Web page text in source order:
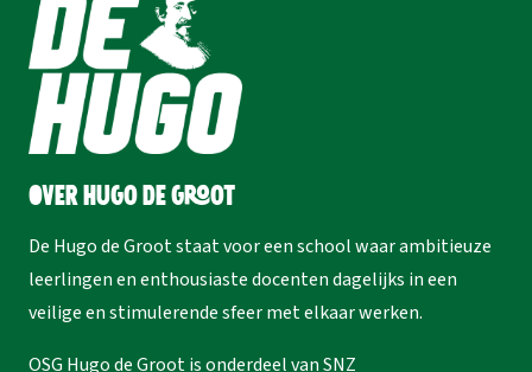
Over Hugo de Groot
De Hugo de Groot staat voor een school waar ambitieuze
leerlingen en enthousiaste docenten dagelijks in een
veilige en stimulerende sfeer met elkaar werken.
OSG Hugo de Groot is onderdeel vanSNZ